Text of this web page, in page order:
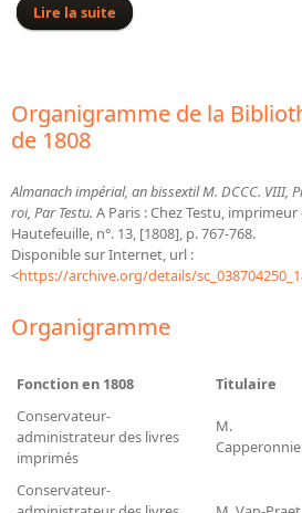
Lire la suite
Organigramme de la
de 1808
Almanach impérial, an bissextil M. DCCC. VIII,
roi, Par Testu. A Paris : Chez Testu,
Hautefeuille, n°. 13, [1808], p. 767-768.
Disponible sur Internet, url :
<https://archive.org/details/
Organigramme
Fonction en 1808 Titulaire
Conservateur-
administrateur des livres
imprimés
M.
Conservateur-